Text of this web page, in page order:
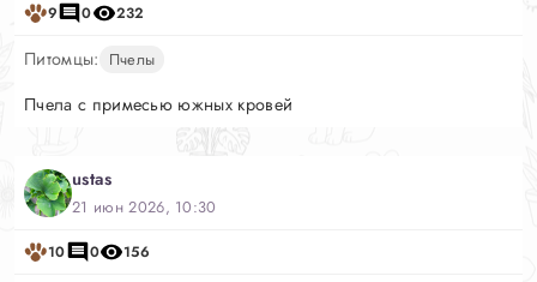
9 0 232
Питомцы: Пчелы
Пчела с примесью южных кровей
ustas
21 июн 2026, 10:30
10 0 156